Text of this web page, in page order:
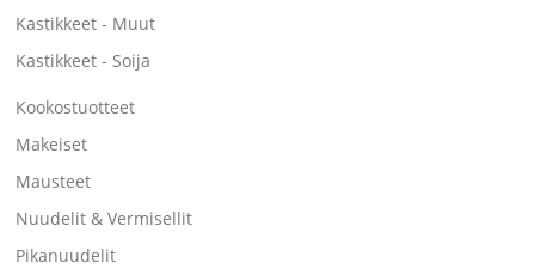
Kastikkeet - Muut
Kastikkeet - Soija
Kookostuotteet
Makeiset
Mausteet
Nuudelit & Vermisellit
Pikanuudelit